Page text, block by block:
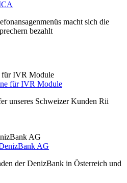
macht sich die
bezahlt
für IVR Module
unseres Schweizer Kunden Rii
AG
der DenizBank in Österreich und